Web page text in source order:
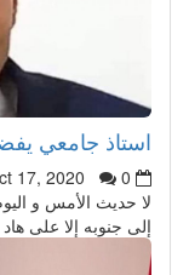
استاذ جامعي
Oct 17, 2020
0
لا حديث الأمس و
إلى جنوبه إلا على هاد